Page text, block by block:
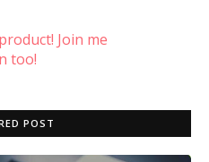
Join me
too!
POST